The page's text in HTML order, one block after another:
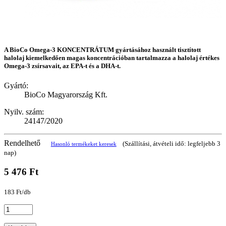
A BioCo Omega-3 KONCENTRÁTUM gyártásához használt tisztított
halolaj kiemelkedően magas koncentrációban tartalmazza a halolaj értékes
Omega-3 zsírsavait, az EPA-t és a DHA-t.
Gyártó:
BioCo Magyarország Kft.
Nyilv. szám:
24147/2020
Rendelhető Hasonló termékeket keresek
(Szállítási, átvételi idő: legfeljebb 3
nap)
5 476 Ft
183 Ft/db